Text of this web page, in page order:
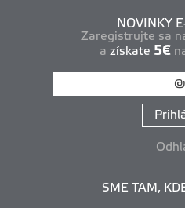
NOVINKY
Zaregistrujte sa
a získate 5€
SME TAM,